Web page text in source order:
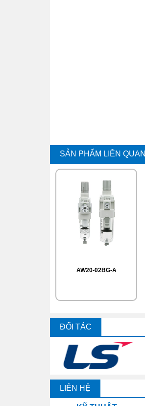
SẢN PHẨM LIÊN QUAN
AW20-02BG-A
ĐỐI TÁC
LIÊN HỆ